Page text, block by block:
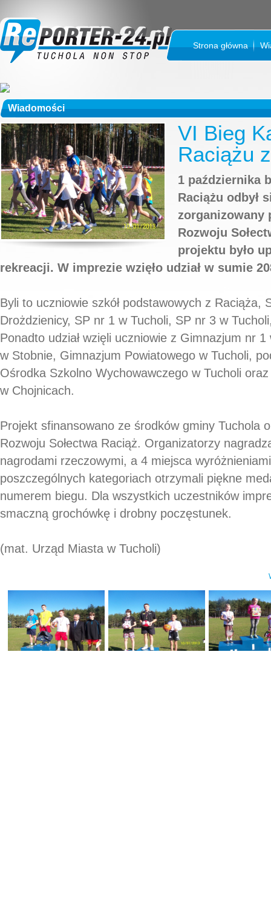
Strona główna
Wiadomości
VI Bieg
Raciążu
1 października
Raciążu odbył
zorganizowany
Rozwoju
projektu było
rekreacji. W imprezie wzięło udział w sumie
Byli to uczniowie szkół podstawowych z Raciąża,
Drożdzienicy, SP nr 1 w Tucholi, SP nr 3 w
Ponadto udział wzięli uczniowie z Gimnazjum nr
w Stobnie, Gimnazjum Powiatowego w Tucholi,
Ośrodka Szkolno Wychowawczego w Tucholi
w Chojnicach.
Projekt sfinansowano ze środków gminy Tuchola
Rozwoju Sołectwa Raciąż. Organizatorzy
nagrodami rzeczowymi, a 4 miejsca
poszczególnych kategoriach otrzymali piękne
numerem biegu. Dla wszystkich uczestników
smaczną grochówkę i drobny poczęstunek.
(mat. Urząd Miasta w Tucholi)